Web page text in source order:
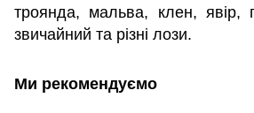
троянда, мальва, клен, явір,
звичайний та різні лози.
Ми рекомендуємо